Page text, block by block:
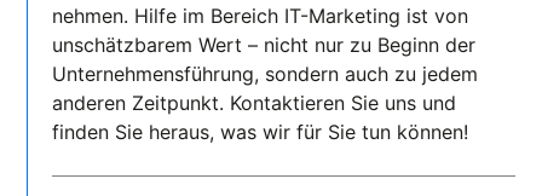
nehmen. Hilfe im Bereich IT-Marketing ist von
unschätzbarem Wert – nicht nur zu Beginn der
Unternehmensführung, sondern auch zu jedem
anderen Zeitpunkt. Kontaktieren Sie uns und
finden Sie heraus, was wir für Sie tun können!